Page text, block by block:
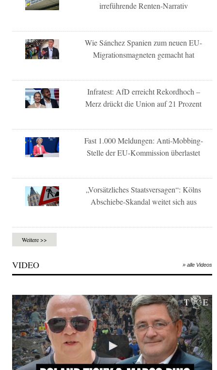
irreführende Renten-Narrativ
Wie Sánchez Spanien zum neuen EU-
Migrationsmagneten gemacht hat
Infratest: AfD erreicht Rekordhoch –
Merz drückt die Union auf 21 Prozent
Fast 1.000 Meldungen: Anti-Mobbing-
Stelle der EU-Kommission überlastet
„Vorsätzliches Staatsversagen“: Kölns
Abschiebe-Skandal weitet sich aus
Weitere >>
VIDEO » alle Videos